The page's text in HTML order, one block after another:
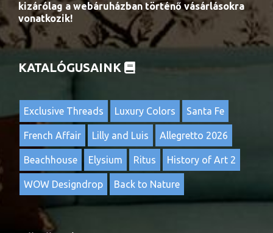
kizárólag a webáruházban történő vásárlásokra
vonatkozik!
KATALÓGUSAINK
Exclusive Threads Luxury Colors Santa Fe
French Affair Lilly and Luis Allegretto 2026
Beachhouse Elysium Ritus History of Art 2
WOW Designdrop Back to Nature